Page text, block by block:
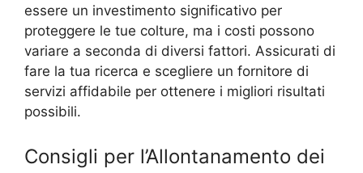
essere un investimento significativo per
proteggere le tue colture, ma i costi possono
variare a seconda di diversi fattori. Assicurati di
fare la tua ricerca e scegliere un fornitore di
servizi affidabile per ottenere i migliori risultati
possibili.
Consigli per l’Allontanamento dei